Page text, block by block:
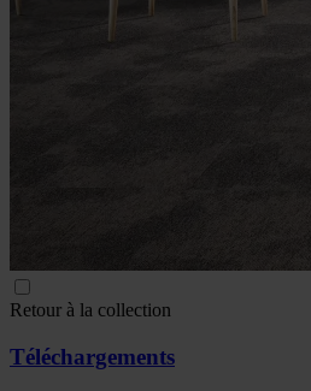
Retour à la collection
Téléchargements